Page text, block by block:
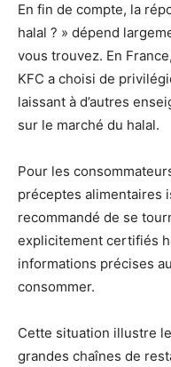
En fin de compte, la
halal ? » dépend
vous trouvez. En
KFC a choisi de
laissant à d’autres
sur le marché du halal.
Pour les
préceptes alimentaires
recommandé de se
explicitement certifiés
informations précises
consommer.
Cette situation illustre
grandes chaînes de